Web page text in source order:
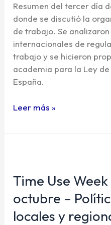
Resumen del tercer día
donde se discutió la
de trabajo. Se
internacionales de
trabajo y se hicieron
academia para la Ley
España.
nueva
organización
del
tiempo
de
trabajo
Leer más »
Time Use
octubre –
locales y
Week
25
de